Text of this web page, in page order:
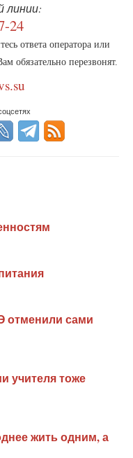
линии:
24
ответа оператора или
обязательно перезвонят.
отменили сами
учителя тоже
жить одним, а